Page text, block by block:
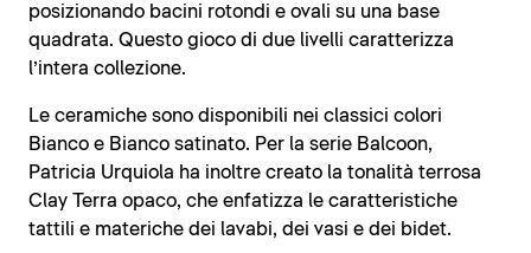
posizionando bacini rotondi e ovali su una base
quadrata. Questo gioco di due livelli caratterizza
l’intera collezione.
Le ceramiche sono disponibili nei classici colori
Bianco e Bianco satinato. Per la serie Balcoon,
Patricia Urquiola ha inoltre creato la tonalità terrosa
Clay Terra opaco, che enfatizza le caratteristiche
tattili e materiche dei lavabi, dei vasi e dei bidet.